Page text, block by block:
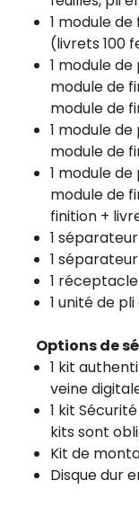
1 module
(livrets 100
1 module
module de
module de
1 module
module de
1 module
module de
finition +
1
1
1
1 unité de pli
Options de
1 kit
veine
1 kit Sécurité
kits sont
Kit de
Disque dur